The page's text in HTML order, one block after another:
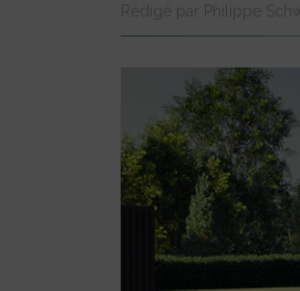
Rédigé par Philippe